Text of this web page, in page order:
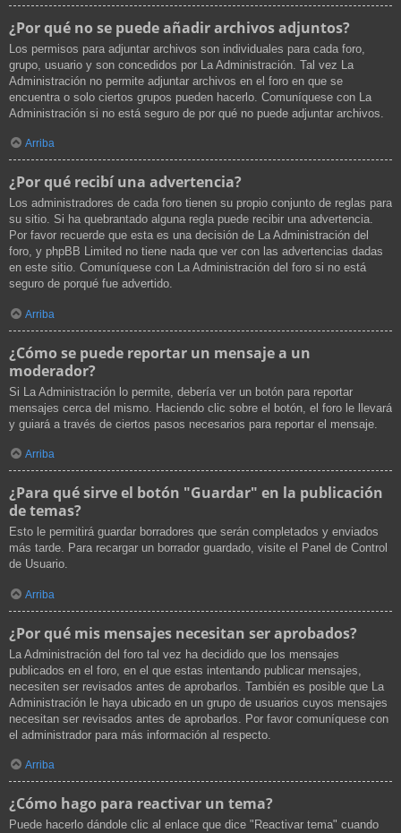
¿Por qué no se puede añadir archivos adjuntos?
Los permisos para adjuntar archivos son individuales para cada foro,
grupo, usuario y son concedidos por La Administración. Tal vez La
Administración no permite adjuntar archivos en el foro en que se
encuentra o solo ciertos grupos pueden hacerlo. Comuníquese con La
Administración si no está seguro de por qué no puede adjuntar archivos.
Arriba
¿Por qué recibí una advertencia?
Los administradores de cada foro tienen su propio conjunto de reglas para
su sitio. Si ha quebrantado alguna regla puede recibir una advertencia.
Por favor recuerde que esta es una decisión de La Administración del
foro, y phpBB Limited no tiene nada que ver con las advertencias dadas
en este sitio. Comuníquese con La Administración del foro si no está
seguro de porqué fue advertido.
Arriba
¿Cómo se puede reportar un mensaje a un
moderador?
Si La Administración lo permite, debería ver un botón para reportar
mensajes cerca del mismo. Haciendo clic sobre el botón, el foro le llevará
y guiará a través de ciertos pasos necesarios para reportar el mensaje.
Arriba
¿Para qué sirve el botón "Guardar" en la publicación
de temas?
Esto le permitirá guardar borradores que serán completados y enviados
más tarde. Para recargar un borrador guardado, visite el Panel de Control
de Usuario.
Arriba
¿Por qué mis mensajes necesitan ser aprobados?
La Administración del foro tal vez ha decidido que los mensajes
publicados en el foro, en el que estas intentando publicar mensajes,
necesiten ser revisados antes de aprobarlos. También es posible que La
Administración le haya ubicado en un grupo de usuarios cuyos mensajes
necesitan ser revisados antes de aprobarlos. Por favor comuníquese con
el administrador para más información al respecto.
Arriba
¿Cómo hago para reactivar un tema?
Puede hacerlo dándole clic al enlace que dice "Reactivar tema" cuando